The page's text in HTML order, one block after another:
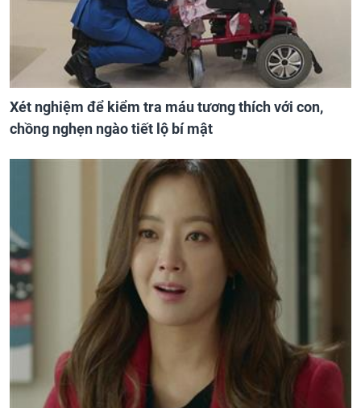
Xét nghiệm để kiểm tra máu tương thích với con,
chồng nghẹn ngào tiết lộ bí mật